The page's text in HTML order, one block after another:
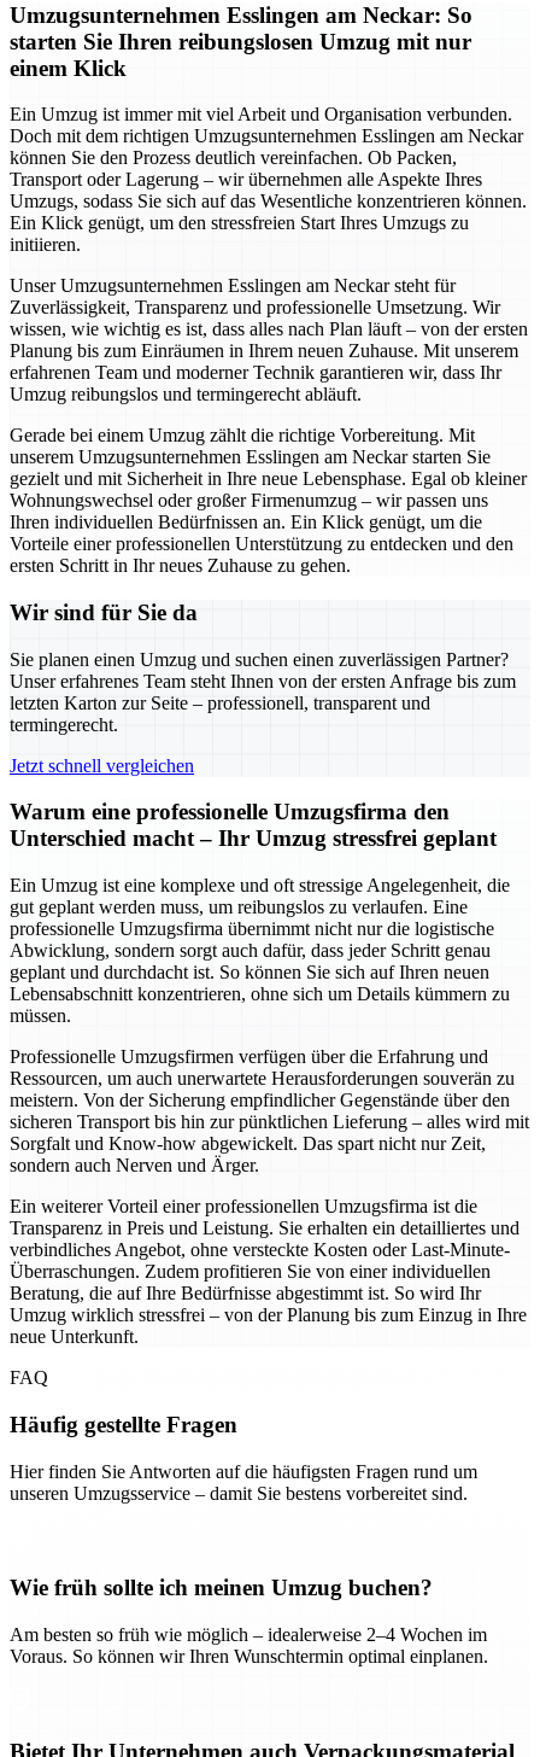
Umzugsunternehmen Esslingen am Neckar: So
starten Sie Ihren reibungslosen Umzug mit nur
einem Klick
Ein Umzug ist immer mit viel Arbeit und Organisation verbunden.
Doch mit dem richtigen Umzugsunternehmen Esslingen am Neckar
können Sie den Prozess deutlich vereinfachen. Ob Packen,
Transport oder Lagerung – wir übernehmen alle Aspekte Ihres
Umzugs, sodass Sie sich auf das Wesentliche konzentrieren können.
Ein Klick genügt, um den stressfreien Start Ihres Umzugs zu
initiieren.
Unser Umzugsunternehmen Esslingen am Neckar steht für
Zuverlässigkeit, Transparenz und professionelle Umsetzung. Wir
wissen, wie wichtig es ist, dass alles nach Plan läuft – von der ersten
Planung bis zum Einräumen in Ihrem neuen Zuhause. Mit unserem
erfahrenen Team und moderner Technik garantieren wir, dass Ihr
Umzug reibungslos und termingerecht abläuft.
Gerade bei einem Umzug zählt die richtige Vorbereitung. Mit
unserem Umzugsunternehmen Esslingen am Neckar starten Sie
gezielt und mit Sicherheit in Ihre neue Lebensphase. Egal ob kleiner
Wohnungswechsel oder großer Firmenumzug – wir passen uns
Ihren individuellen Bedürfnissen an. Ein Klick genügt, um die
Vorteile einer professionellen Unterstützung zu entdecken und den
ersten Schritt in Ihr neues Zuhause zu gehen.
Wir sind für Sie da
Sie planen einen Umzug und suchen einen zuverlässigen Partner?
Unser erfahrenes Team steht Ihnen von der ersten Anfrage bis zum
letzten Karton zur Seite – professionell, transparent und
termingerecht.
Jetzt schnell vergleichen
Warum eine professionelle Umzugsfirma den
Unterschied macht – Ihr Umzug stressfrei geplant
Ein Umzug ist eine komplexe und oft stressige Angelegenheit, die
gut geplant werden muss, um reibungslos zu verlaufen. Eine
professionelle Umzugsfirma übernimmt nicht nur die logistische
Abwicklung, sondern sorgt auch dafür, dass jeder Schritt genau
geplant und durchdacht ist. So können Sie sich auf Ihren neuen
Lebensabschnitt konzentrieren, ohne sich um Details kümmern zu
müssen.
Professionelle Umzugsfirmen verfügen über die Erfahrung und
Ressourcen, um auch unerwartete Herausforderungen souverän zu
meistern. Von der Sicherung empfindlicher Gegenstände über den
sicheren Transport bis hin zur pünktlichen Lieferung – alles wird mit
Sorgfalt und Know-how abgewickelt. Das spart nicht nur Zeit,
sondern auch Nerven und Ärger.
Ein weiterer Vorteil einer professionellen Umzugsfirma ist die
Transparenz in Preis und Leistung. Sie erhalten ein detailliertes und
verbindliches Angebot, ohne versteckte Kosten oder Last-Minute-
Überraschungen. Zudem profitieren Sie von einer individuellen
Beratung, die auf Ihre Bedürfnisse abgestimmt ist. So wird Ihr
Umzug wirklich stressfrei – von der Planung bis zum Einzug in Ihre
neue Unterkunft.
FAQ
Häufig gestellte Fragen
Hier finden Sie Antworten auf die häufigsten Fragen rund um
unseren Umzugsservice – damit Sie bestens vorbereitet sind.
Wie früh sollte ich meinen Umzug buchen?
Am besten so früh wie möglich – idealerweise 2–4 Wochen im
Voraus. So können wir Ihren Wunschtermin optimal einplanen.
Bietet Ihr Unternehmen auch Verpackungsmaterial